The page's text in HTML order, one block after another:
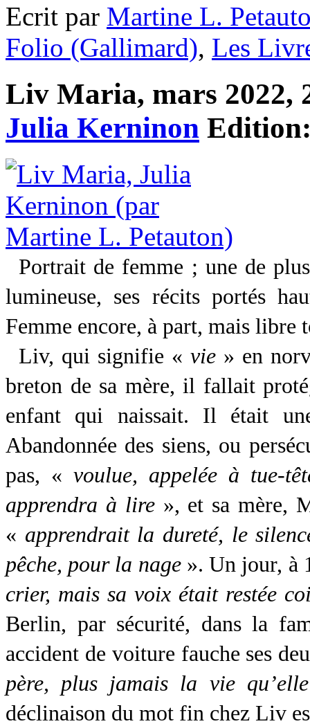
Ecrit par Martine L.
Folio (Gallimard), Les
Liv Maria, mars 2022,
Julia Kerninon
Portrait de femme ; une de
lumineuse, ses récits portés
Femme encore, à part, mais
Liv, qui signifie « vie» en
breton de sa mère, il fallait
enfant qui naissait. Il était
Abandonnée des siens, ou
pas, «voulue, appelée à tue-
apprendra à lire», et sa mère,
« apprendrait la dureté, le
pêche, pour la nage». Un jour, à
crier, mais sa voix était restée
Berlin, par sécurité, dans la
accident de voiture fauche ses
père, plus jamais la vie
déclinaison du mot fin chez Liv